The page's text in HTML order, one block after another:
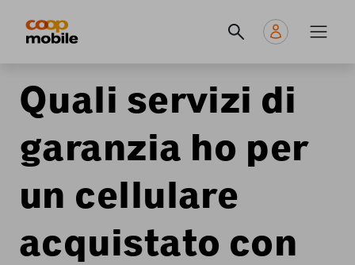
principale
Quali servizi di
garanzia ho per
un cellulare
acquistato con